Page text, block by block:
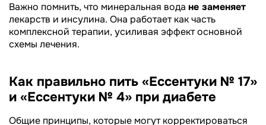
Важно помнить, что минеральная вода не заменяет
лекарств и инсулина. Она работает как часть
комплексной терапии, усиливая эффект основной
схемы лечения.
Как правильно пить «Ессентуки № 17»
и «Ессентуки № 4» при диабете
Общие принципы, которые могут корректироваться